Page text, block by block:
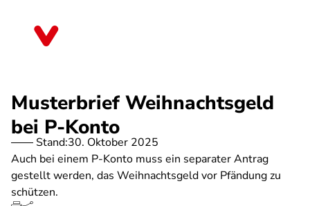
Musterbrief Weihnachtsgeld
bei P-Konto
Stand:30. Oktober 2025
Auch bei einem P-Konto muss ein separater Antrag
gestellt werden, das Weihnachtsgeld vor Pfändung zu
schützen.